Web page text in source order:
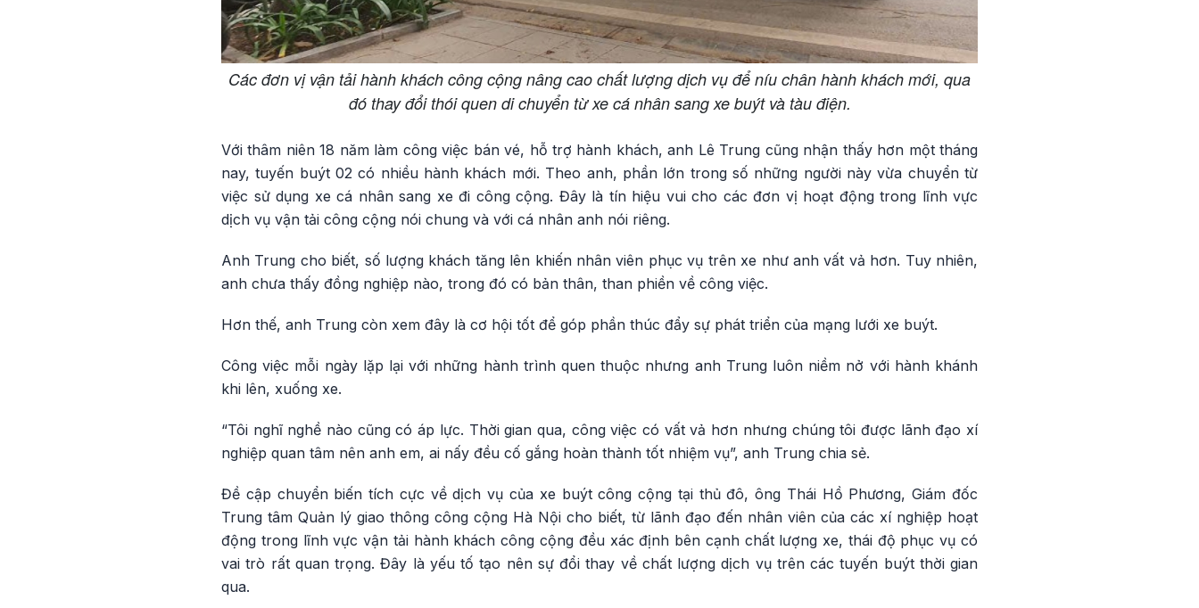
Các đơn vị vận tải hành khách công cộng nâng cao chất lượng dịch vụ để níu chân hành khách mới, qua
đó thay đổi thói quen di chuyển từ xe cá nhân sang xe buýt và tàu điện.
Với thâm niên 18 năm làm công việc bán vé, hỗ trợ hành khách, anh Lê Trung cũng nhận thấy hơn một tháng
nay, tuyến buýt 02 có nhiều hành khách mới. Theo anh, phần lớn trong số những người này vừa chuyển từ
việc sử dụng xe cá nhân sang xe đi công cộng. Đây là tín hiệu vui cho các đơn vị hoạt động trong lĩnh vực
dịch vụ vận tải công cộng nói chung và với cá nhân anh nói riêng.
Anh Trung cho biết, số lượng khách tăng lên khiến nhân viên phục vụ trên xe như anh vất vả hơn. Tuy nhiên,
anh chưa thấy đồng nghiệp nào, trong đó có bản thân, than phiền về công việc.
Hơn thế, anh Trung còn xem đây là cơ hội tốt để góp phần thúc đẩy sự phát triển của mạng lưới xe buýt.
Công việc mỗi ngày lặp lại với những hành trình quen thuộc nhưng anh Trung luôn niềm nở với hành khánh
khi lên, xuống xe.
“Tôi nghĩ nghề nào cũng có áp lực. Thời gian qua, công việc có vất vả hơn nhưng chúng tôi được lãnh đạo xí
nghiệp quan tâm nên anh em, ai nấy đều cố gắng hoàn thành tốt nhiệm vụ”, anh Trung chia sẻ.
Đề cập chuyển biến tích cực về dịch vụ của xe buýt công cộng tại thủ đô, ông Thái Hồ Phương, Giám đốc
Trung tâm Quản lý giao thông công cộng Hà Nội cho biết, từ lãnh đạo đến nhân viên của các xí nghiệp hoạt
động trong lĩnh vực vận tải hành khách công cộng đều xác định bên cạnh chất lượng xe, thái độ phục vụ có
vai trò rất quan trọng. Đây là yếu tố tạo nên sự đổi thay về chất lượng dịch vụ trên các tuyến buýt thời gian
qua.